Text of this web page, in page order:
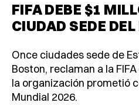
FIFA DEBE $1
CIUDAD SEDE
Once ciudades sede de
Boston, reclaman a la
la organización prometió
Mundial 2026.